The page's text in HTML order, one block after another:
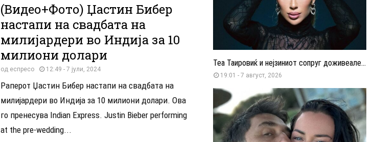
(Видео+Фото) Џастин Бибер
настапи на свадбата на
милијардери во Индија за 10
милиони долари
од еспресо 12:49 - 7 јули, 2024
Раперот Џастин Бибер настапи на свадбата на
милијардери во Индија за 10 милиони долари. Ова
го пренесува Indian Express. Justin Bieber performing
at the pre-wedding...
Теа Таировиќ и нејзиниот сопруг доживеале...
19:01 - 7 август, 2026